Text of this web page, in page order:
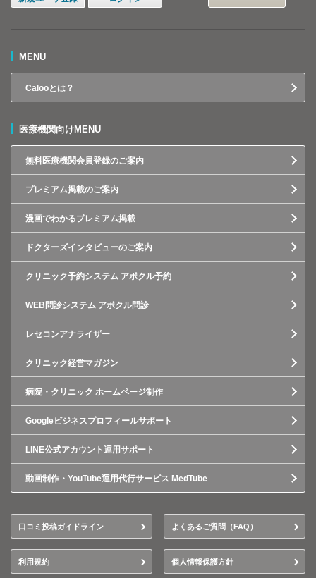
MENU
Calooとは？
医療機関向けMENU
無料医療機関会員登録のご案内
プレミアム掲載のご案内
漫画でわかるプレミアム掲載
ドクターズインタビューのご案内
クリニック予約システム アポクル予約
WEB問診システム アポクル問診
レセコンアナライザー
クリニック経営マガジン
病院・クリニック ホームページ制作
Googleビジネスプロフィールサポート
LINE公式アカウント運用サポート
動画制作・YouTube運用代行サービス MedTube
口コミ投稿ガイドライン よくあるご質問（FAQ）
利用規約 個人情報保護方針